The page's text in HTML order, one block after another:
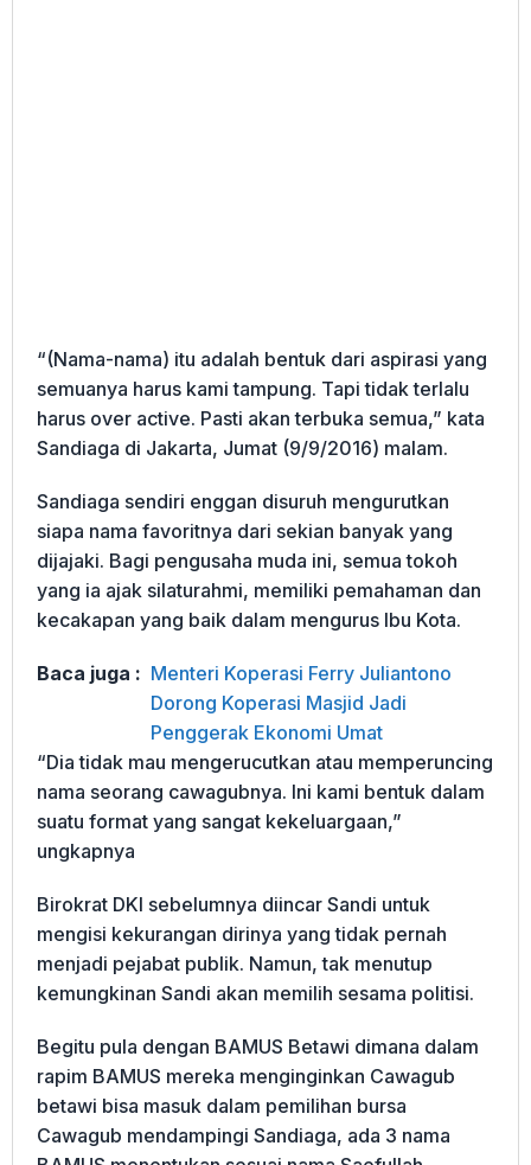
“(Nama-nama) itu adalah bentuk dari aspirasi yang
semuanya harus kami tampung. Tapi tidak terlalu
harus over active. Pasti akan terbuka semua,” kata
Sandiaga di Jakarta, Jumat (9/9/2016) malam.
Sandiaga sendiri enggan disuruh mengurutkan
siapa nama favoritnya dari sekian banyak yang
dijajaki. Bagi pengusaha muda ini, semua tokoh
yang ia ajak silaturahmi, memiliki pemahaman dan
kecakapan yang baik dalam mengurus Ibu Kota.
Baca juga : Menteri Koperasi Ferry Juliantono
Dorong Koperasi Masjid Jadi
Penggerak Ekonomi Umat
“Dia tidak mau mengerucutkan atau memperuncing
nama seorang cawagubnya. Ini kami bentuk dalam
suatu format yang sangat kekeluargaan,”
ungkapnya
Birokrat DKI sebelumnya diincar Sandi untuk
mengisi kekurangan dirinya yang tidak pernah
menjadi pejabat publik. Namun, tak menutup
kemungkinan Sandi akan memilih sesama politisi.
Begitu pula dengan BAMUS Betawi dimana dalam
rapim BAMUS mereka menginginkan Cawagub
betawi bisa masuk dalam pemilihan bursa
Cawagub mendampingi Sandiaga, ada 3 nama